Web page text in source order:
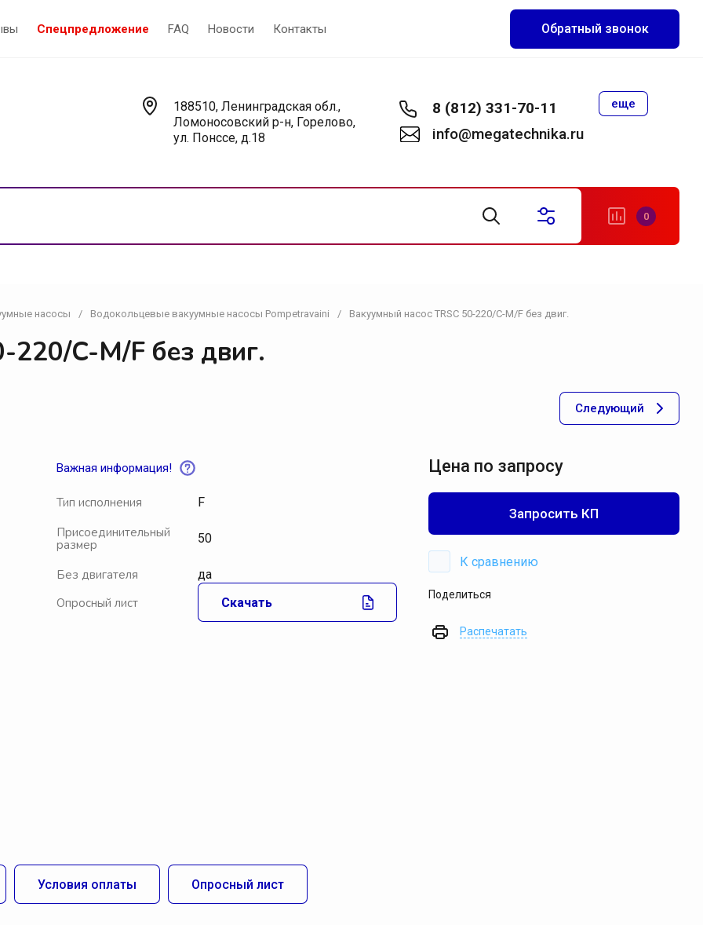
Спецпредложение FAQ Новости Контакты Обратный звонок
188510, Ленинградская обл.,
Ломоносовский р-н, Горелово,
ул. Понссе, д.18
8 (812) 331-70-11
info@megatechnika.ru
еще
Вакуумные насосы
Центробежные насосы Pompetravaini
Центробежные насосы Calpeda
Щиты управления Мегатехника СПб
Фильтрация
Пневмотранспорт
0
насосы / Водокольцевые вакуумные насосы Pompetravaini / Вакуумный насос TRSC 50-220/C-M/F без двиг.
220/C-M/F без двиг.
Следующий
Важная информация!
Опросный лист Скачать
Тип исполнения F
Присоединительный
размер
50
Без двигателя да
Цена по запросу
Запросить КП
К сравнению
Поделиться
Распечатать
Условия оплаты Опросный лист